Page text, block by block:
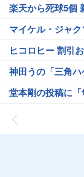
楽天から死球5個
マイケル・ジャ
ヒコロヒー 割引
神田うの「三角
堂本剛の投稿に「